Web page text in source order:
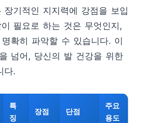
장기적인 지지력에 강점을 보입
필요로 하는 것은 무엇인지,
확히 파악할 수 있습니다. 이
넘어, 당신의 발 건강을 위한
다.
특
징
장점 단점
주요
용도